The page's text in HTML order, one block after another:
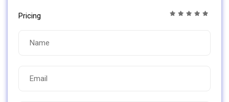
Pricing